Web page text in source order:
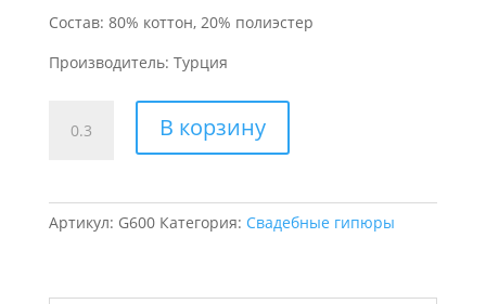
Состав: 80% коттон, 20% полиэстер
Производитель: Турция
товара
В корзину
Артикул: G600 Категория: Свадебные гипюры